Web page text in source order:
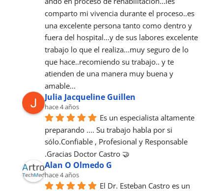
comparto mi vivencia durante el proceso..es
una excelente persona tanto como dentro y
fuera del hospital...y de sus labores excelente
trabajo lo que el realiza...muy seguro de lo
que hace..recomiendo su trabajo.. y te
atienden de una manera muy buena y
amable...
Julia Jacqueline Guillen
hace 4 años
Es un especialista altamente
preparando .... Su trabajo habla por si
sólo.Confiable , Profesional y Responsable
.Gracias Doctor Castro 🤝
Alan O Olmedo G
hace 4 años
El Dr. Esteban Castro es un